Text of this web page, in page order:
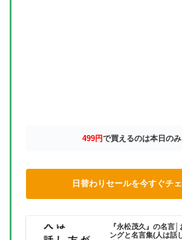
499円で買えるのは本日のみ
日替わりセールを今すぐチ
『永松茂久』の名言
ングと名言集(人は話